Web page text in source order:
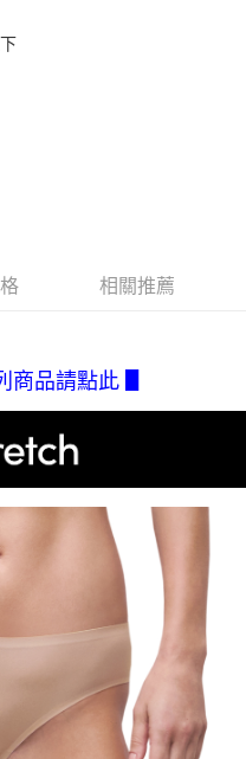
戶可立即使用無須另外申請。
後續交易確認頁面所載為準。
遇審核未通過，訂單將自動取
達大哥付你分期系統評分，恕無
費。
務，並由商店將買賣／分期付款
大哥大進項蒐集、處理及利用，
確認、核對及更正。
oppay.tw/userRule
」的支付方式。 讓您購物簡單
儲值。
結帳。
可完成結帳。
，但若您需要取消訂單，請聯絡
仍視為有效，需透過AFTEE先享
結帳頁面顯示為準，若有關於
疑問，請聯繫「AFTEE先享後付
AFTEE先享後付」服務完成之交
，並將交易相關給付款項請求債
址：
或監護人之同意方可使用
起之損失，本公司不負相關責
別帳號之用戶狀況，依本公司即
足之情形，本公司將視審查結果
費
井島、桶盤島、望安、七
相關推薦
商品請點此 ▋